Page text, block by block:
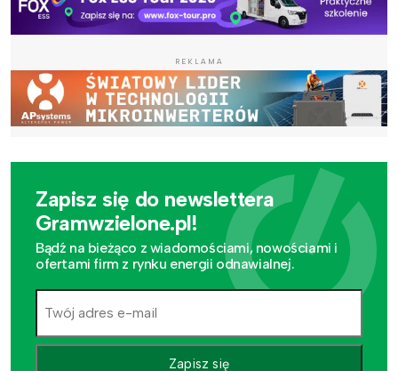
REKLAMA
Zapisz się do newslettera
Gramwzielone.pl!
Bądź na bieżąco z wiadomościami, nowościami i
ofertami firm z rynku energii odnawialnej.
Zapisz się